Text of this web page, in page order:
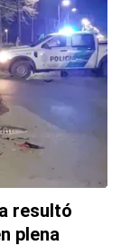
resultó
plena